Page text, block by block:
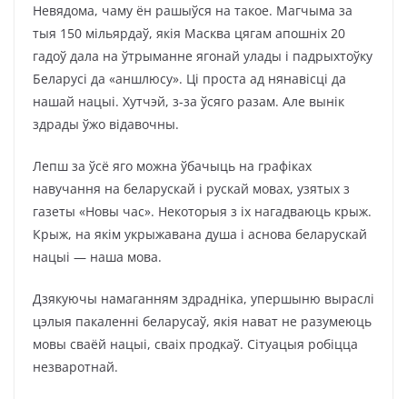
Невядома, чаму ён рашыўся на такое. Магчыма за
тыя 150 мільярдаў, якія Масква цягам апошніх 20
гадоў дала на ўтрыманне ягонай улады і падрыхтоўку
Беларусі да «аншлюсу». Ці проста ад нянавісці да
нашай нацыі. Хутчэй, з-за ўсяго разам. Але вынік
здрады ўжо відавочны.
Лепш за ўсё яго можна ўбачыць на графіках
навучання на беларускай і рускай мовах, узятых з
газеты «Новы час». Некоторыя з іх нагадваюць крыж.
Крыж, на якім укрыжавана душа і аснова беларускай
нацыі — наша мова.
Дзякуючы намаганням здрадніка, упершыню выраслі
цэлыя пакаленні беларусаў, якія нават не разумеюць
мовы сваёй нацыі, сваіх продкаў. Сітуацыя робіцца
незваротнай.